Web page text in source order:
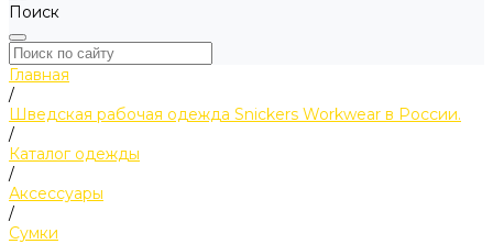
Поиск
Главная
/
Шведская рабочая одежда Snickers Workwear в России.
/
Каталог одежды
/
Аксессуары
/
Сумки